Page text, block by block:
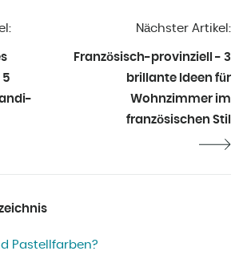
5
Nächster Artikel:
Französisch-provinziell - 3
brillante Ideen für
Wohnzimmer im
französischen Stil
Pastellfarben?